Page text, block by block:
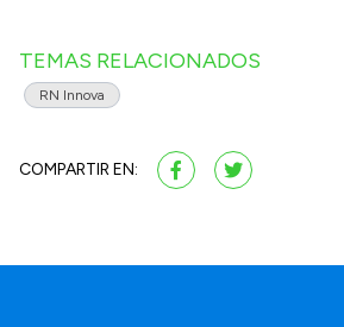
TEMAS RELACIONADOS
RN Innova
COMPARTIR EN: